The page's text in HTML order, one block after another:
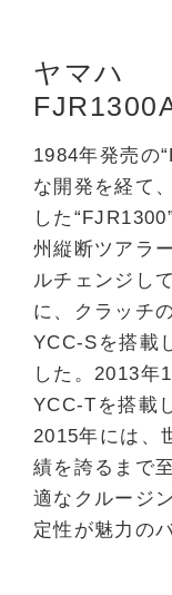
ヤマハ
1984年発売の
な開発を経て
した
州縦断ツアラ
ルチェンジし
に、クラッチ
YCC-Sを搭載
した。2013年
YCC-Tを搭載
2015年には、
績を誇るまで
適なクルージ
定性が魅力の